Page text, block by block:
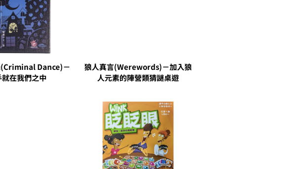
(Criminal Dance)－
就在我們之中
狼人真言(Werewords)－加入狼
人元素的陣營類猜謎桌遊